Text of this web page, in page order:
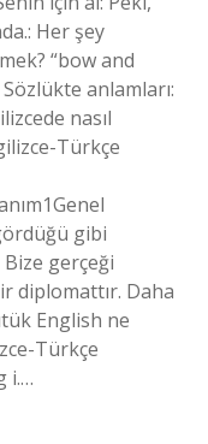
Her şey
“bow and
anlamları:
nasıl
Türkçe
gibi
gerçeği
diplomattır. Daha
English ne
Türkçe
i.…